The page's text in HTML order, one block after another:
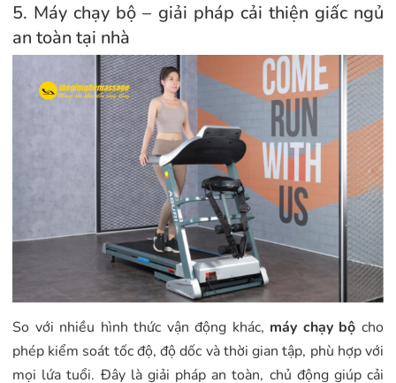
5. Máy chạy bộ – giải pháp cải thiện giấc ngủ
an toàn tại nhà
So với nhiều hình thức vận động khác, máy chạy bộcho
phép kiểm soát tốc độ, độ dốc và thời gian tập, phù hợp với
mọi lứa tuổi. Đây là giải pháp an toàn, chủ động giúp cải